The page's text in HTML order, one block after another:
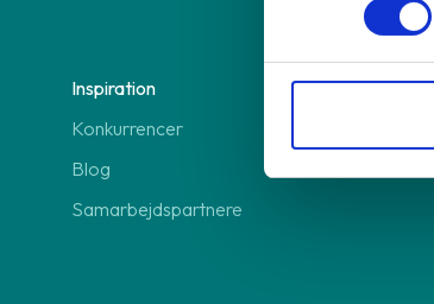
Inspiration
Konkurrencer
Blog
Samarbejdspartnere